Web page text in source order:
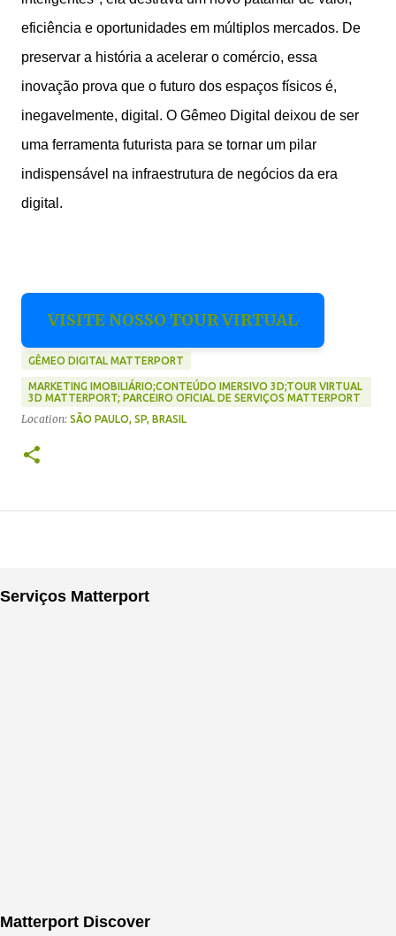
eficiência e oportunidades em múltiplos mercados. De
preservar a história a acelerar o comércio, essa
inovação prova que o futuro dos espaços físicos é,
inegavelmente, digital. O Gêmeo Digital deixou de ser
uma ferramenta futurista para se tornar um pilar
indispensável na infraestrutura de negócios da era
digital.
VISITE NOSSO TOUR VIRTUAL
GÊMEO DIGITAL MATTERPORT
MARKETING IMOBILIÁRIO;CONTEÚDO IMERSIVO 3D;TOUR VIRTUAL
3D MATTERPORT; PARCEIRO OFICIAL DE SERVIÇOS MATTERPORT
Location: SÃO PAULO, SP, BRASIL
Serviços Matterport
Matterport Discover